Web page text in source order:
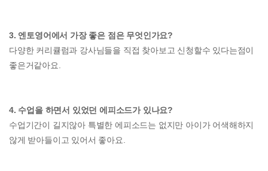
3. 엔토영어에서 가장 좋은 점은 무엇인가요?
다양한 커리큘럼과 강사님들을 직접 찾아보고 신청할수 있다는점이
좋은거같아요.
4. 수업을 하면서 있었던 에피소드가 있나요?
수업기간이 길지않아 특별한 에피소드는 없지만 아이가 어색해하지
않게 받아들이고 있어서 좋아요.